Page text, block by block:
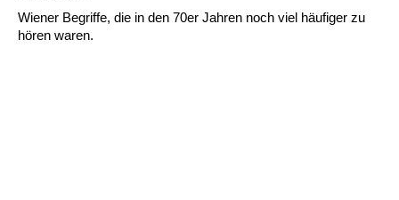
Wiener Begriffe, die in den 70er Jahren noch viel häufiger zu
hören waren.